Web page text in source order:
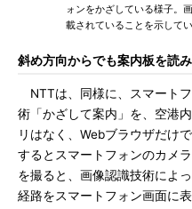
ォンをかざしている様子。
載されていることを示して
斜め方向からでも案内板を読
NTTは、同様に、スマート
術「かざして案内」を、空港
リはなく、Webブラウザだけ
するとスマートフォンのカメ
を撮ると、画像認識技術によ
経路をスマートフォン画面に表